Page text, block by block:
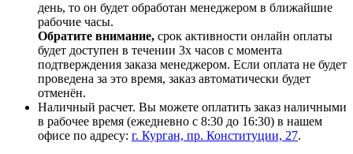
день, то он будет обработан менеджером в ближайшие
рабочие часы.
Обратите внимание, срок активности онлайн оплаты
будет доступен в течении 3х часов с момента
подтверждения заказа менеджером. Если оплата не будет
проведена за это время, заказ автоматически будет
отменён.
Наличный расчет. Вы можете оплатить заказ наличными
в рабочее время (ежедневно с 8:30 до 16:30) в нашем
офисе по адресу: г. Курган, пр. Конституции, 27.